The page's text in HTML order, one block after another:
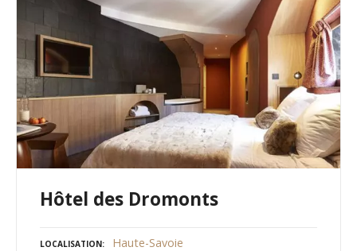
Hôtel des Dromonts
LOCALISATION Haute-Savoie